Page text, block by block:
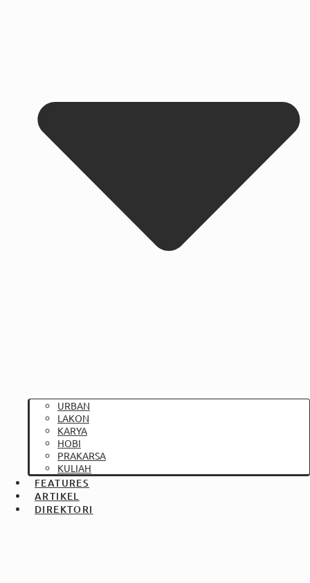
URBAN
LAKON
KARYA
HOBI
PRAKARSA
KULIAH
FEATURES
ARTIKEL
DIREKTORI